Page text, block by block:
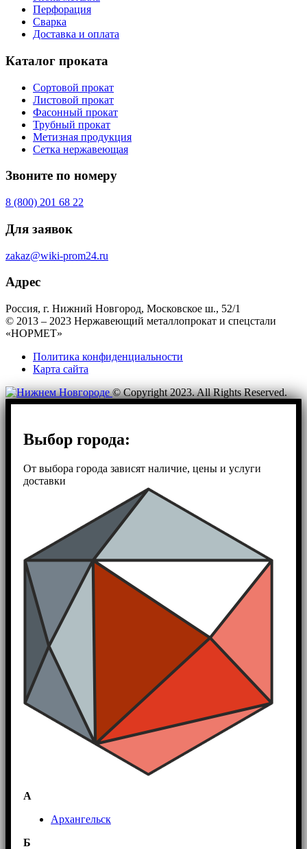
Перфорация
Сварка
Доставка и оплата
Каталог проката
Сортовой прокат
Листовой прокат
Фасонный прокат
Трубный прокат
Метизная продукция
Сетка нержавеющая
Звоните по номеру
8 (800) 201 68 22
Для заявок
zakaz@wiki-prom24.ru
Адрес
Россия, г. Нижний Новгород, Московское ш., 52/1
© 2013 – 2023 Нержавеющий металлопрокат и спецстали
«НОРМЕТ»
Политика конфиденциальности
Карта сайта
© Copyright 2023. All Rights Reserved.
Выбор города:
От выбора города зависят наличие, цены и услуги
доставки
А
Архангельск
Б